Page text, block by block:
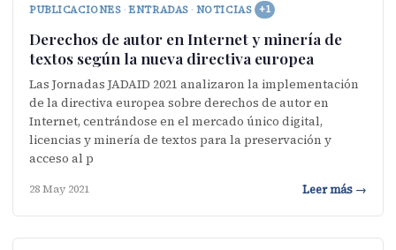
PUBLICACIONES · ENTRADAS · NOTICIAS +1
Derechos de autor en Internet y minería de
textos según la nueva directiva europea
Las Jornadas JADAID 2021 analizaron la implementación
de la directiva europea sobre derechos de autor en
Internet, centrándose en el mercado único digital,
licencias y minería de textos para la preservación y
acceso al p
28 May 2021 Leer más →